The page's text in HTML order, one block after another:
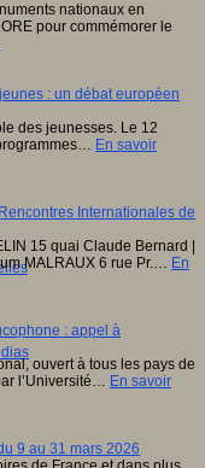
nationaux en
pour commémorer le
: un débat européen
des jeunesses. Le 12
En savoir
Internationales de
15 quai Claude Bernard |
MALRAUX 6 rue Pr.… En
: appel à
ouvert à tous les pays de
l’Université… En savoir
9 au 31 mars 2026